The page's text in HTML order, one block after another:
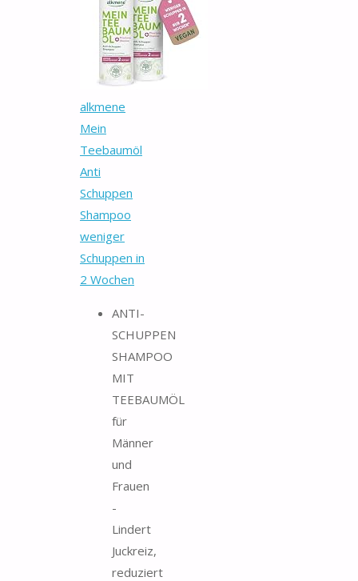
alkmene
Mein
Teebaumöl
Anti
Schuppen
Shampoo
weniger
Schuppen in
2 Wochen
ANTI-
SCHUPPEN
SHAMPOO
MIT
TEEBAUMÖL
für
Männer
und
Frauen
-
Lindert
Juckreiz,
reduziert